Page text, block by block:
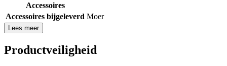
Accessoires
Accessoires bijgeleverd Moer
Lees meer
Productveiligheid